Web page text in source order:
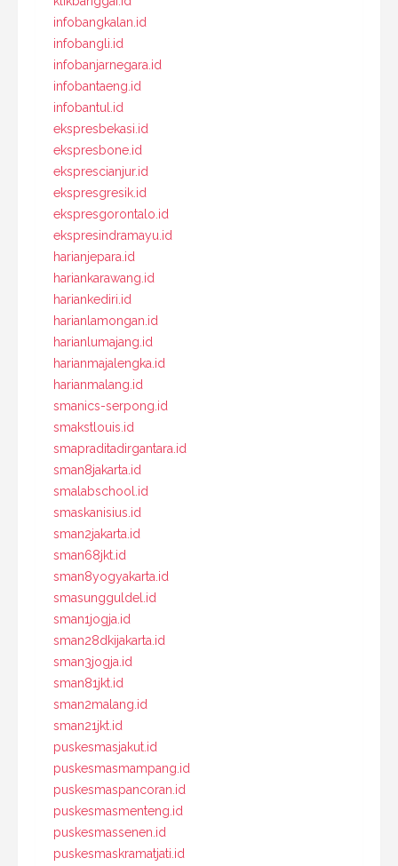
infobangkalan.id
infobangli.id
infobanjarnegara.id
infobantaeng.id
infobantul.id
ekspresbekasi.id
ekspresbone.id
eksprescianjur.id
ekspresgresik.id
ekspresgorontalo.id
ekspresindramayu.id
harianjepara.id
hariankarawang.id
hariankediri.id
harianlamongan.id
harianlumajang.id
harianmajalengka.id
harianmalang.id
smanics-serpong.id
smakstlouis.id
smapraditadirgantara.id
sman8jakarta.id
smalabschool.id
smaskanisius.id
sman2jakarta.id
sman68jkt.id
sman8yogyakarta.id
smasungguldel.id
sman1jogja.id
sman28dkijakarta.id
sman3jogja.id
sman81jkt.id
sman2malang.id
sman21jkt.id
puskesmasjakut.id
puskesmasmampang.id
puskesmaspancoran.id
puskesmasmenteng.id
puskesmassenen.id
puskesmaskramatjati.id